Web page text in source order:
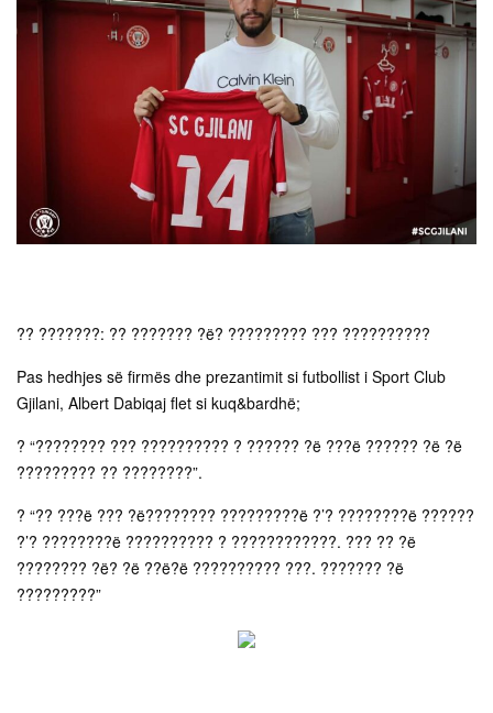
?? ???????: ?? ??????? ?ë? ????????? ??? ??????????
Pas hedhjes së firmës dhe prezantimit si futbollist i Sport Club
Gjilani, Albert Dabiqaj flet si kuq&bardhë;
? “???????? ??? ?????????? ? ?????? ?ë ???ë ?????? ?ë ?ë
????????? ?? ????????”.
? “?? ???ë ??? ?ë???????? ?????????ë ?’? ????????ë ??????
?’? ????????ë ?????????? ? ????????????. ??? ?? ?ë
???????? ?ë? ?ë ??ë?ë ?????????? ???. ??????? ?ë
?????????”